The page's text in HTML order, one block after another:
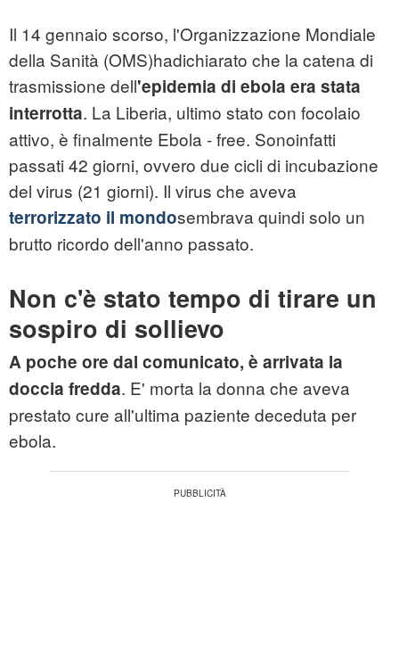
Il 14 gennaio scorso, l'Organizzazione Mondiale
della Sanità (OMS)hadichiarato che la catena di
trasmissione dell'epidemia di ebola era stata
interrotta. La Liberia, ultimo stato con focolaio
attivo, è finalmente Ebola - free. Sonoinfatti
passati 42 giorni, ovvero due cicli di incubazione
del virus (21 giorni). Il virus che aveva
terrorizzato il mondosembrava quindi solo un
brutto ricordo dell'anno passato.
Non c'è stato tempo di tirare un
sospiro di sollievo
A poche ore dal comunicato, è arrivata la
doccia fredda. E' morta la donna che aveva
prestato cure all'ultima paziente deceduta per
ebola.